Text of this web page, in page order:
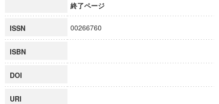
終了ページ
ISSN 00266760
ISBN
DOI
URI